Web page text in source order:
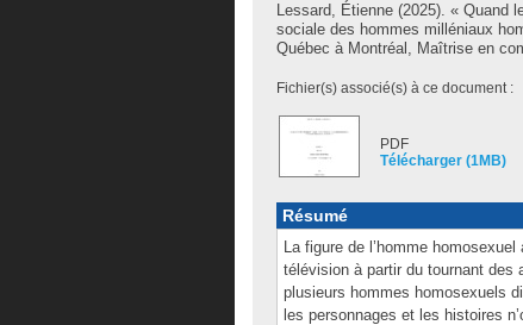
Lessard, Étienne (2025). « Quand
sociale des hommes milléniaux
Québec à Montréal, Maîtrise en
Fichier(s) associé(s) à ce document :
PDF
Télécharger (1MB)
Résumé
La figure de l’homme
télévision à partir du tournant des
plusieurs hommes homosexuels
les personnages et les histoires